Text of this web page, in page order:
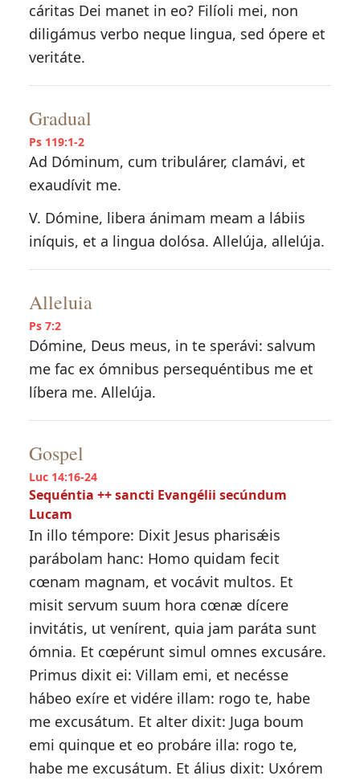
cáritas Dei manet in eo? Filíoli mei, non
diligámus verbo neque lingua, sed ópere et
veritáte.
Gradual
Ps 119:1-2
Ad Dóminum, cum tribulárer, clamávi, et
exaudívit me.
V. Dómine, libera ánimam meam a lábiis
iníquis, et a lingua dolósa. Allelúja, allelúja.
Alleluia
Ps 7:2
Dómine, Deus meus, in te sperávi: salvum
me fac ex ómnibus persequéntibus me et
líbera me. Allelúja.
Gospel
Luc 14:16-24
Sequéntia ++ sancti Evangélii secúndum
Lucam
In illo témpore: Dixit Jesus pharisǽis
parábolam hanc: Homo quidam fecit
cœnam magnam, et vocávit multos. Et
misit servum suum hora cœnæ dícere
invitátis, ut venírent, quia jam paráta sunt
ómnia. Et cœpérunt simul omnes excusáre.
Primus dixit ei: Villam emi, et necésse
hábeo exíre et vidére illam: rogo te, habe
me excusátum. Et alter dixit: Juga boum
emi quinque et eo probáre illa: rogo te,
habe me excusátum. Et álius dixit: Uxórem